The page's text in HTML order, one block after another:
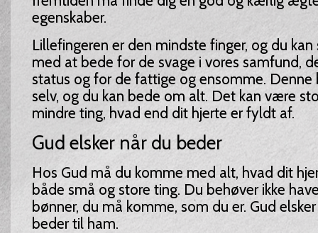
egenskaber.
Lillefingeren er den mindste finger, og du
med at bede for de svage i vores samfund,
status og for de fattige og ensomme. Denne
selv, og du kan bede om alt. Det kan være
mindre ting, hvad end dit hjerte er fyldt af.
Gud elsker når du beder
Hos Gud må du komme med alt, hvad dit
både små og store ting. Du behøver ikke
bønner, du må komme, som du er. Gud
beder til ham.